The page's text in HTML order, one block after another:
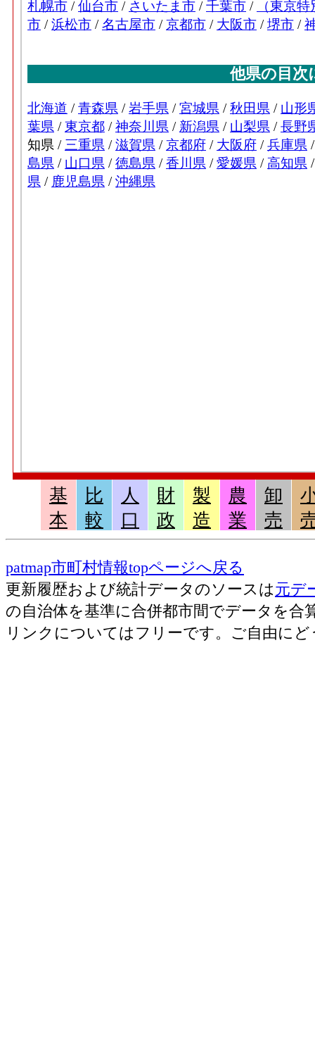
基
本
比
較
人
口
財
政
製
造
農
業
卸
売
patmap市町村情報topページへ戻る
更新履歴および統計データのソースは元デ
の自治体を基準に合併都市間でデータを合
リンクについてはフリーです。ご自由にど